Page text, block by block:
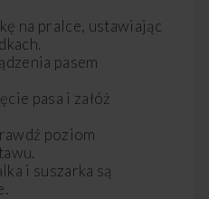
na pralce, ustawiając
pasem
pasa i załóż
poziom
i suszarka są